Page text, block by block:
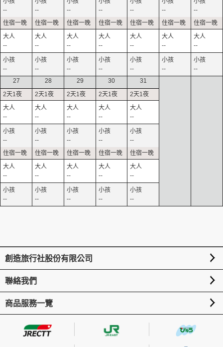
--
--
--
--
--
--
--
--
--
--
--
--
--
--
--
--
--
--
--
--
--
27
--
--
--
--
28
--
--
--
--
29
--
--
--
--
30
--
--
--
--
31
--
--
--
--
創造旅行社股份有限公司
聯絡我們
商品服務一覽